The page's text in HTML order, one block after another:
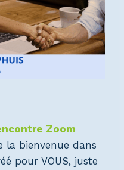
Zoom
la bienvenue dans
pour VOUS, juste